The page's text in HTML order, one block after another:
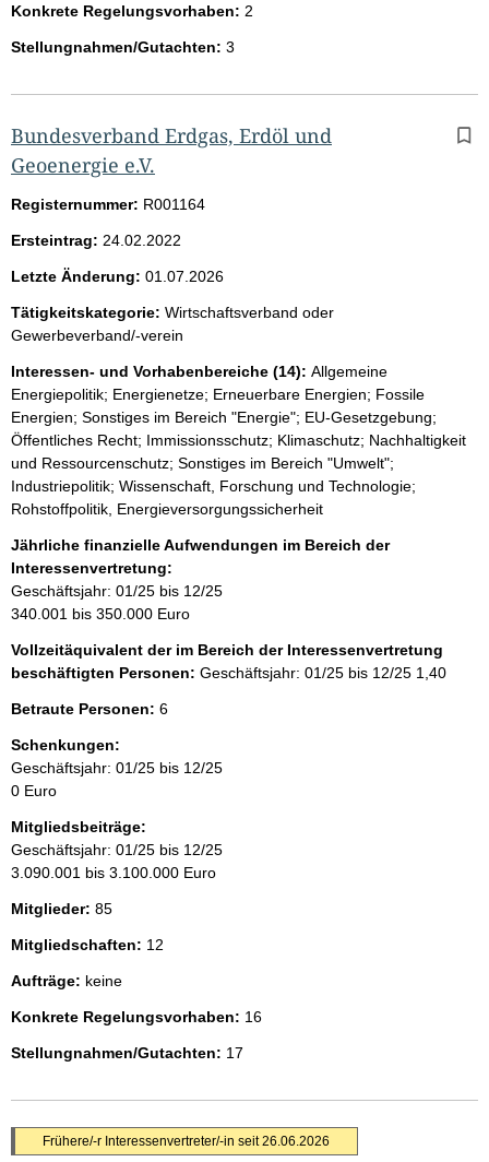
Konkrete Regelungsvorhaben: 2
Stellungnahmen/Gutachten: 3
Bundesverband Erdgas, Erdöl und
Geoenergie e.V.
Registernummer: R001164
Ersteintrag: 24.02.2022
Letzte Änderung: 01.07.2026
Tätigkeitskategorie: Wirtschaftsverband oder
Gewerbeverband/-verein
Interessen- und Vorhabenbereiche (14): Allgemeine
Energiepolitik; Energienetze; Erneuerbare Energien; Fossile
Energien; Sonstiges im Bereich "Energie"; EU-Gesetzgebung;
Öffentliches Recht; Immissionsschutz; Klimaschutz; Nachhaltigkeit
und Ressourcenschutz; Sonstiges im Bereich "Umwelt";
Industriepolitik; Wissenschaft, Forschung und Technologie;
Rohstoffpolitik, Energieversorgungssicherheit
Jährliche finanzielle Aufwendungen im Bereich der
Interessenvertretung:
Geschäftsjahr: 01/25 bis 12/25
340.001 bis 350.000 Euro
Vollzeitäquivalent der im Bereich der Interessenvertretung
beschäftigten Personen: Geschäftsjahr: 01/25 bis 12/25 1,40
Betraute Personen: 6
Schenkungen:
Geschäftsjahr: 01/25 bis 12/25
0 Euro
Mitgliedsbeiträge:
Geschäftsjahr: 01/25 bis 12/25
3.090.001 bis 3.100.000 Euro
Mitglieder: 85
Mitgliedschaften: 12
Aufträge: keine
Konkrete Regelungsvorhaben: 16
Stellungnahmen/Gutachten: 17
Frühere/-r Interessenvertreter/-in seit 26.06.2026